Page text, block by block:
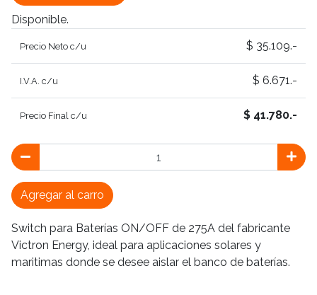
Disponible.
Precio Neto c/u $ 35.109.-
I.V.A. c/u $ 6.671.-
Precio Final c/u $ 41.780.-
Agregar al carro
Switch para Baterías ON/OFF de 275A del fabricante
Victron Energy, ideal para aplicaciones solares y
maritimas donde se desee aislar el banco de baterías.